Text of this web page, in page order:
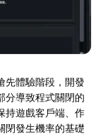
先體驗階段，開發
分導致程式關閉的
持遊戲客戶端、作
閉發生機率的基礎